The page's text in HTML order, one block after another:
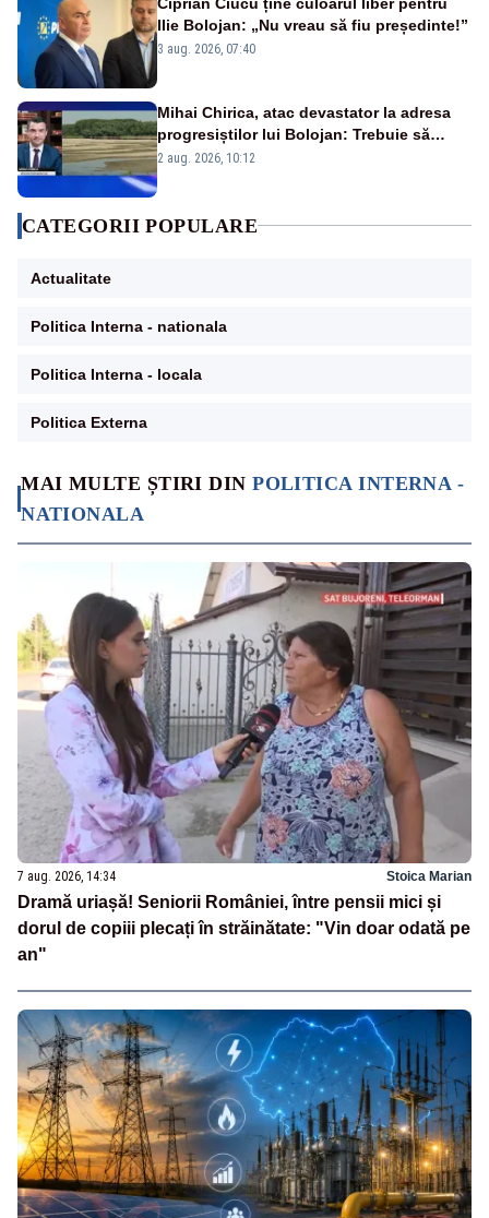
MAI MULTE ȘTIRI DINPOLITICA INTERNA -
NATIONALA
7 aug. 2026, 14:34 Stoica Marian
Dramă uriașă! Seniorii României, între pensii mici și
dorul de copiii plecați în străinătate: "Vin doar odată pe
an"
Ilie Bolojan: „Nu vreau să fiu președinte!”
3 aug. 2026, 07:40
Mihai Chirica, atac devastator la adresa
progresiștilor lui Bolojan: Trebuie să
protejăm și natura, dar nu șținem omaneii
2 aug. 2026, 10:12
CATEGORII POPULARE
Actualitate
Politica Interna - nationala
Politica Interna - locala
Politica Externa